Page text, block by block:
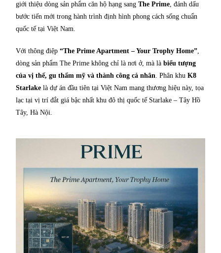
giới thiệu dòng sản phẩm căn hộ hạng sangThe Prime, đánh dấu
bước tiến mới trong hành trình định hình phong cách sống chuẩn
quốc tế tại Việt Nam.
Với thông điệp“The Prime Apartment – Your Trophy Home”,
dòng sản phẩm The Prime không chỉ là nơi ở, mà làbiểu tượng
của vị thế, gu thẩm mỹ và thành công cá nhân. Phân khuK8
Starlake là dự án đầu tiên tại Việt Nam mang thương hiệu này, tọa
lạc tại vị trí đắt giá bậc nhất khu đô thị quốc tế Starlake – Tây Hồ
Tây, Hà Nội.